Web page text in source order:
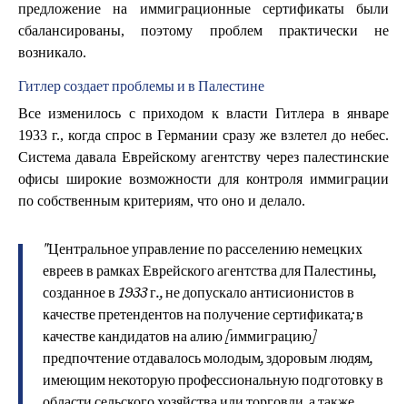
предложение на иммиграционные сертификаты были
сбалансированы, поэтому проблем практически не
возникало.
Гитлер создает проблемы и в Палестине
Все изменилось с приходом к власти Гитлера в январе
1933 г., когда спрос в Германии сразу же взлетел до небес.
Система давала Еврейскому агентству через палестинские
офисы широкие возможности для контроля иммиграции
по собственным критериям, что оно и делало.
"Центральное управление по расселению немецких
евреев в рамках Еврейского агентства для Палестины,
созданное в 1933 г., не допускало антисионистов в
качестве претендентов на получение сертификата; в
качестве кандидатов на алию [иммиграцию]
предпочтение отдавалось молодым, здоровым людям,
имеющим некоторую профессиональную подготовку в